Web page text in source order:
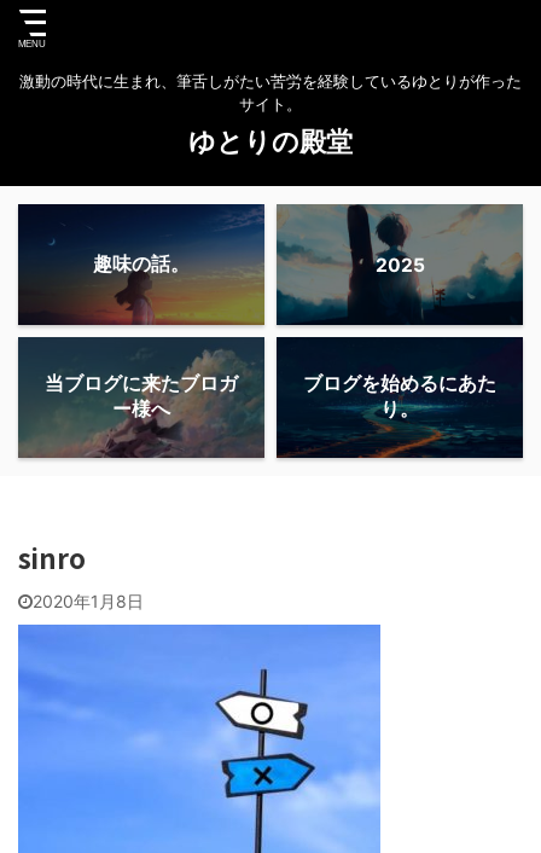
激動の時代に生まれ、筆舌しがたい苦労を経験しているゆとりが作った
サイト。
ゆとりの殿堂
趣味の話。 2025
当ブログに来たブロガ
ー様へ
ブログを始めるにあた
り。
sinro
2020年1月8日